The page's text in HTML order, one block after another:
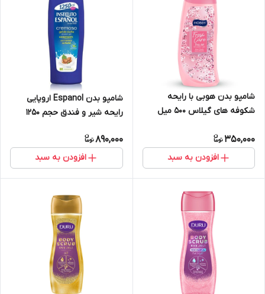
شامپو بدن هوبی با رایحه
شکوفه های گیلاس 500 میل
350,000
افزودن به سبد
شامپو بدن Espanol اروپایی
رایحه شیر و فندق حجم 1250
890,000
افزودن به سبد